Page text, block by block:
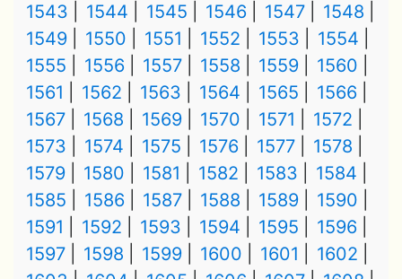
1543
1544 1545 1546 1547
1548
1549
1550 1551 1552 1553
1554
1555
1556 1557 1558 1559
1560
1561
1562 1563 1564 1565
1566
1567
1568 1569 1570 1571
1572
1573
1574 1575 1576 1577
1578
1579
1580 1581 1582 1583
1584
1585
1586 1587 1588 1589
1590
1591
1592 1593 1594 1595
1596
1597
1598 1599 1600 1601
1602